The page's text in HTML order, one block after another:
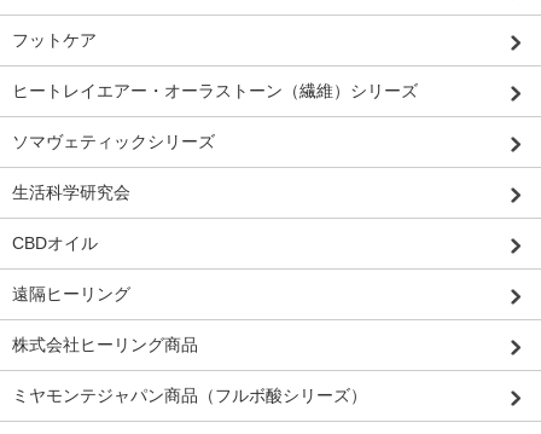
フットケア
ヒートレイエアー・オーラストーン（繊維）シリーズ
ソマヴェティックシリーズ
生活科学研究会
CBDオイル
遠隔ヒーリング
株式会社ヒーリング商品
ミヤモンテジャパン商品（フルボ酸シリーズ）